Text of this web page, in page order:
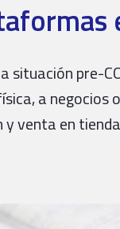
situación pre-
a negocios
y venta en